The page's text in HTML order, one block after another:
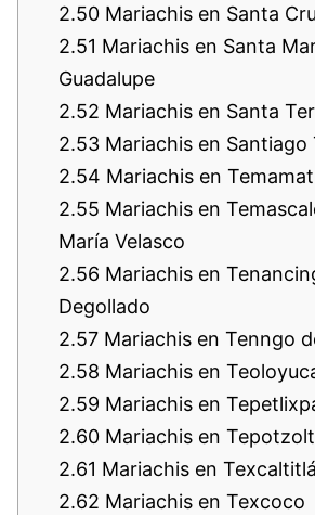
2.50 Mariachis en Santa
2.51 Mariachis en Santa
Guadalupe
2.52 Mariachis en Santa
2.53 Mariachis en Santiago
2.54 Mariachis en
2.55 Mariachis en
María Velasco
2.56 Mariachis en
Degollado
2.57 Mariachis en Tenngo
2.58 Mariachis en
2.59 Mariachis en
2.60 Mariachis en
2.61 Mariachis en
2.62 Mariachis en Texcoco